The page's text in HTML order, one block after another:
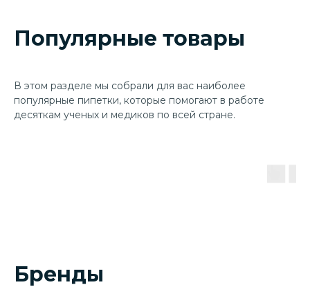
Популярные товары
В этом разделе мы собрали для вас наиболее
популярные пипетки, которые помогают в работе
десяткам ученых и медиков по всей стране.
Бренды